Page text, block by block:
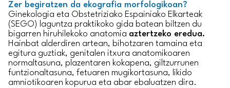
Zer begiratzen da ekografia morfologikoan?
Ginekologia eta Obstetriziako Espainiako Elkarteak
(SEGO) laguntza praktikoko gida batean biltzen du
bigarren hiruhilekoko anatomia aztertzeko eredua.
Hainbat alderdiren artean, bihotzaren tamaina eta
egitura guztiak, genitalen itxura anatomikoaren
normaltasuna, plazentaren kokapena, giltzurrunen
funtzionaltasuna, fetuaren mugikortasuna, likido
amniotikoaren kopurua eta abar ebaluatzen dira.